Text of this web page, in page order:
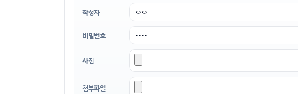
작성자
비밀번호
사진
첨부파일